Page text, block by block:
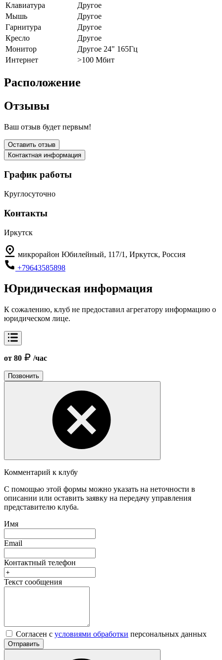
Клавиатура
Другое
Мышь
Другое
Гарнитура
Другое
Кресло
Другое
Монитор
Другое 24" 165Гц
Интернет
>100 Мбит
Расположение
Отзывы
Ваш отзыв будет первым!
Оставить отзыв
Контактная информация
График работы
Круглосуточно
Контакты
Иркутск
микрорайон Юбилейный, 117/1, Иркутск, Россия
+79643585898
Юридическая информация
К сожалению, клуб не предоставил агрегатору информацию о
юридическом лице.
от 80 /час
Позвонить
Комментарий к клубу
С помощью этой формы можно указать на неточности в
описании или оставить заявку на передачу управления
представителю клуба.
Имя
Email
Контактный телефон
Текст сообщения
Согласен с условиями обработки персональных данных
Отправить